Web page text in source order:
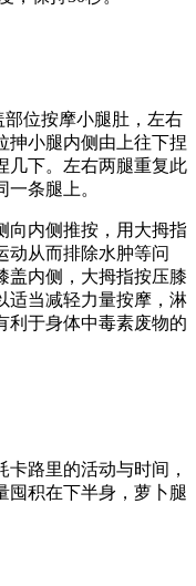
部位按摩小腿肚，左右
抻小腿内侧由上往下捏
几下。左右两腿重复此
条腿上。
向内侧推按，用大拇指
动从而排除水肿等问
盖内侧，大拇指按压膝
适当减轻力量按摩，淋
利于身体中毒素废物的
路里的活动与时间，
囤积在下半身，萝卜腿